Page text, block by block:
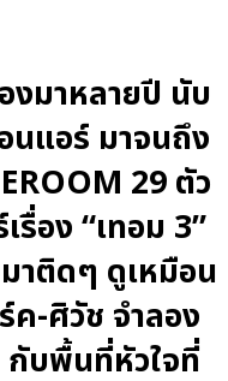
มาหลายปี นับ
แอร์ มาจนถึง
29 ตัว
รื่อง “เทอม 3”
าติดๆ ดูเหมือน
ค-ศิวัช จำลอง
กับพื้นที่หัวใจที่